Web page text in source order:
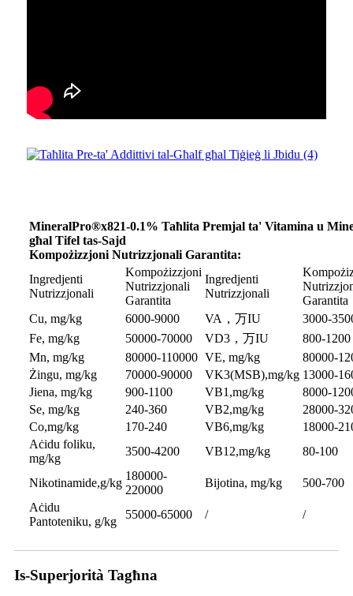
MineralPro®x821-0.1% Taħlita Premjal ta' Vitamina u
għal Tifel tas-Sajd
Kompożizzjoni Nutrizzjonali Garantita:
Ingredjenti
Nutrizzjonali
Kompożizzjoni
Nutrizzjonali
Garantita
Ingredjenti
Nutrizzjonali
Garantita
Cu, mg/kg
6000-9000 VA，万IU
3000-
Fe, mg/kg
50000-70000 VD3，万IU
800-1200
Mn, mg/kg
80000-110000 VE, mg/kg
80000-
Żingu, mg/kg
70000-90000 VK3(MSB),mg/kg 13000-
Jiena, mg/kg
900-1100 VB1,mg/kg
8000-
Se, mg/kg
240-360 VB2,mg/kg
28000-
Co,mg/kg
170-240 VB6,mg/kg
18000-
Aċidu foliku,
mg/kg
3500-4200 VB12,mg/kg 80-100
Nikotinamide,g/kg
180000-
220000
Bijotina, mg/kg
500-700
Aċidu
Pantoteniku, g/kg
55000-65000 / /
Is-Superjorità Tagħna